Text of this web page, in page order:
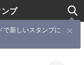
プ
で新しいスタンプに